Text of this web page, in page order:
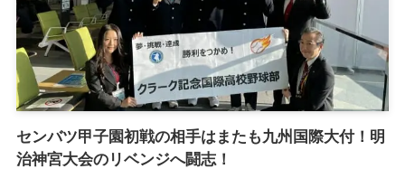
センバツ甲子園初戦の相手はまたも九州国際大付！明
治神宮大会のリベンジへ闘志！